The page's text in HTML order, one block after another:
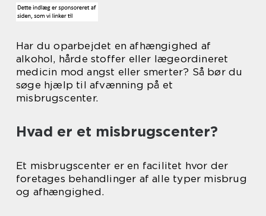
Har du oparbejdet en afhængighed af
alkohol, hårde stoffer eller lægeordineret
medicin mod angst eller smerter? Så bør du
søge hjælp til afvænning på et
misbrugscenter.
Hvad er et misbrugscenter?
Et misbrugscenter er en facilitet hvor der
foretages behandlinger af alle typer misbrug
og afhængighed.